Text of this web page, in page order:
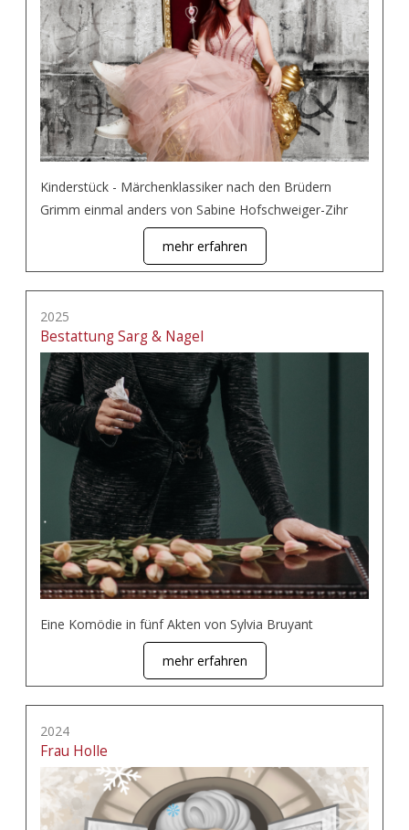
Kinderstück - Märchenklassiker nach den Brüdern
Grimm einmal anders von Sabine Hofschweiger-Zihr
mehr erfahren
2025
Bestattung Sarg & Nagel
Eine Komödie in fünf Akten von Sylvia Bruyant
mehr erfahren
2024
Frau Holle